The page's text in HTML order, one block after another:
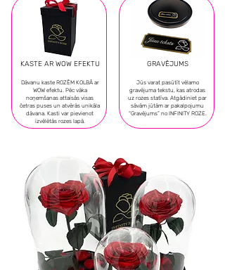
KASTE AR WOW EFEKTU
Dāvanu kaste ROZĒM KOLBĀ ar
WOW efektu. Pēc vāka
noņemšanas attaisās visas
četras puses un atvērās unikāla
dāvana. Kasti var pievienot
izvēlētās rozes lapā.
GRAVĒJUMS
Jūs varat pasūtīt vēlamo
gravējuma tekstu, kas atrodas
uz rozes statīva. Atgādiniet par
sāvām jūtām ar pakalpojumu
“Gravējums” no INFINITY ROZE.